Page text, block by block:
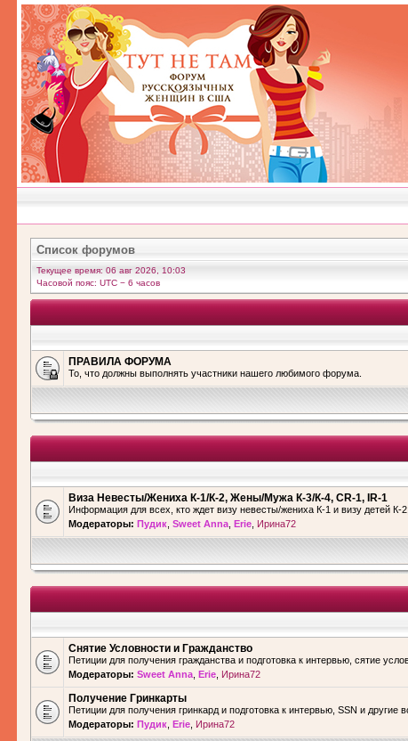
Список форумов
Текущее время: 06 авг 2026, 10:03
Часовой пояс: UTC − 6 часов
ПРАВИЛА ФОРУМА
То, что должны выполнять участники нашего любимого форума.
Виза Невесты/Жениха К-1/К-2, Жены/Мужа К-3/К-4, CR-1, IR-1
Информация для всех, кто ждет визу невесты/жениха К-1 и визу детей
Модераторы: Пудик Sweet Anna Erie Ирина72
Снятие Условности и Гражданство
Петиции для получения гражданства и подготовка к интервью, сятие
Модераторы: Sweet Anna Erie Ирина72
Получение Гринкарты
Петиции для получения гринкард и подготовка к интервью, SSN и
Модераторы: Пудик Erie Ирина72